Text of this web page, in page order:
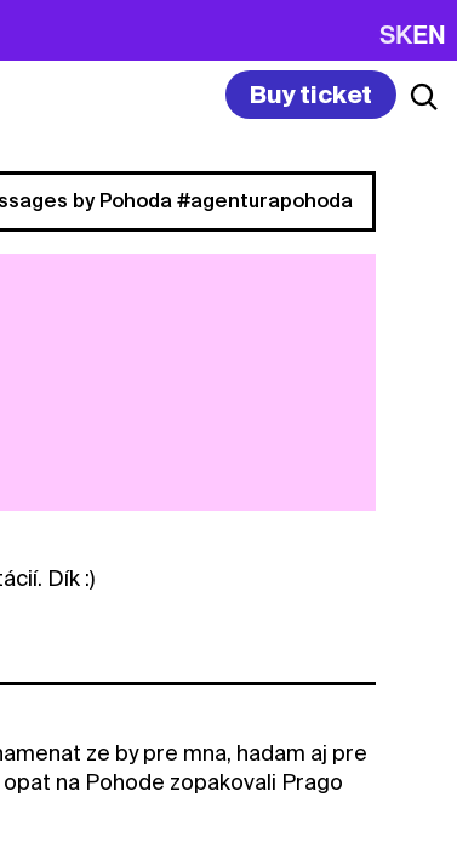
SKEN
Buy ticket
by Pohoda #agenturapohoda
Dík :)
ze by pre mna, hadam aj pre
na Pohode zopakovali Prago